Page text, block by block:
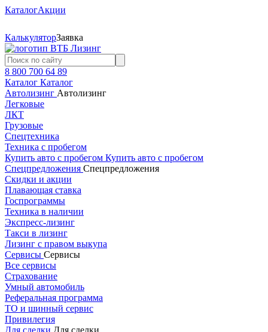
КаталогАкции
КалькуляторЗаявка
8 800 700 64 89
Каталог Каталог
Автолизинг Автолизинг
Легковые
ЛКТ
Грузовые
Спецтехника
Техника с пробегом
Купить авто с пробегом Купить авто с пробегом
Спецпредложения Спецпредложения
Скидки и акции
Плавающая ставка
Госпрограммы
Техника в наличии
Экспресс-лизинг
Такси в лизинг
Лизинг с правом выкупа
Сервисы Сервисы
Все сервисы
Страхование
Умный автомобиль
Реферальная программа
ТО и шинный сервис
Привилегия
Для сделки Для сделки